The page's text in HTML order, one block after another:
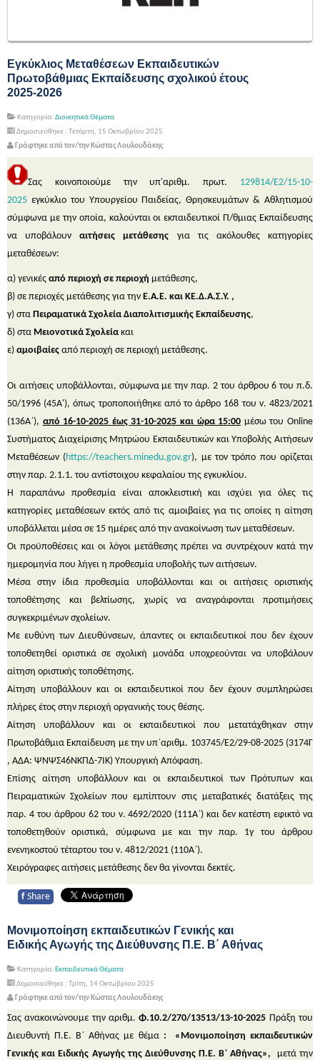
Εγκύκλιος Μεταθέσεων Εκπαιδευτικών
Πρωτοβάθμιας Εκπαίδευσης σχολικού έτους
2025-2026
Κατηγορία: Διοικητικά Θέματα
Δημοσιεύθηκε : Τετάρτη, 15 Οκτωβρίου 2025
Γράφτηκε από τον/την Κώστας Λουλουδάκης
Σας κοινοποιούμε την υπ'αριθμ. πρωτ. 129814/Ε2/15-10-
2025 εγκύκλιο του Υπουργείου Παιδείας, Θρησκευμάτων & Αθλητισμού
σύμφωνα με την οποία, καλούνται οι εκπαιδευτικοί Π/θμιας Εκπαίδευσης
να υποβάλουναιτήσεις μετάθεσης για τις ακόλουθες κατηγορίες
μεταθέσεων:
α) γενικές από περιοχή σε περιοχή μετάθεσης,
β) σε περιοχές μετάθεσης για την Ε.Α.Ε. και ΚΕ.Δ.Α.Σ.Υ. ,
γ) στα Πειραματικά Σχολεία Διαπολιτισμικής Εκπαίδευσης,
δ) στα Μειονοτικά Σχολεία και
ε) αμοιβαίες από περιοχή σε περιοχή μετάθεσης.
Οι αιτήσεις υποβάλλονται, σύμφωνα με την παρ. 2 του άρθρου 6 του π.δ.
50/1996 (45Α'), όπως τροποποιήθηκε από το άρθρο 168 του ν. 4823/2021
(136Α΄), από 16-10-2025 έως 31-10-2025 και ώρα 15:00 μέσω του Online
Συστήματος Διαχείρισης Μητρώου Εκπαιδευτικών και Υποβολής Αιτήσεων
Μεταθέσεων (https://teachers.minedu.gov.gr), με τον τρόπο που ορίζεται
στην παρ. 2.1.1. του αντίστοιχου κεφαλαίου της εγκυκλίου.
Η παραπάνω προθεσμία είναι αποκλειστική και ισχύει για όλες τις
κατηγορίες μεταθέσεων εκτός από τις αμοιβαίες για τις οποίες η αίτηση
υποβάλλεται μέσα σε 15 ημέρες από την ανακοίνωση των μεταθέσεων.
Οι προϋποθέσεις και οι λόγοι μετάθεσης πρέπει να συντρέχουν κατά την
ημερομηνία που λήγει η προθεσμία υποβολής των αιτήσεων.
Μέσα στην ίδια προθεσμία υποβάλλονται και οι αιτήσεις οριστικής
τοποθέτησης και βελτίωσης, χωρίς να αναγράφονται προτιμήσεις
συγκεκριμένων σχολείων.
Με ευθύνη των Διευθύνσεων, άπαντες οι εκπαιδευτικοί που δεν έχουν
τοποθετηθεί οριστικά σε σχολική μονάδα υποχρεούνται να υποβάλουν
αίτηση οριστικής τοποθέτησης.
Αίτηση υποβάλλουν και οι εκπαιδευτικοί που δεν έχουν συμπληρώσει
πλήρες έτος στην περιοχή οργανικής τους θέσης.
Αίτηση υποβάλλουν και οι εκπαιδευτικοί που μετατάχθηκαν στην
Πρωτοβάθμια Εκπαίδευση με την υπ΄αριθμ. 103745/Ε2/29-08-2025 (3174Γ
, ΑΔΑ: ΨΝΨΣ46ΝΚΠΔ-7ΙΚ) Υπουργική Απόφαση.
Επίσης αίτηση υποβάλλουν και οι εκπαιδευτικοί των Πρότυπων και
Πειραματικών Σχολείων που εμπίπτουν στις μεταβατικές διατάξεις της
παρ. 4 του άρθρου 62 του ν. 4692/2020 (111Α΄) και δεν κατέστη εφικτό να
τοποθετηθούν οριστικά, σύμφωνα με και την παρ. 1γ του άρθρου
ενενηκοστού τέταρτου του ν. 4812/2021 (110Α΄).
Χειρόγραφες αιτήσεις μετάθεσης δεν θα γίνονται δεκτές.
f Share
Μονιμοποίηση εκπαιδευτικών Γενικής και
Ειδικής Αγωγής της Διεύθυνσης Π.Ε. Β΄ Αθήνας
Κατηγορία: Εκπαιδευτικά Θέματα
Δημοσιεύθηκε : Τρίτη, 14 Οκτωβρίου 2025
Γράφτηκε από τον/την Κώστας Λουλουδάκης
Σας ανακοινώνουμε την αριθμ.Φ.10.2/270/13513/13-10-2025 Πράξη του
Διευθυντή Π.Ε. Β΄ Αθήνας με θέμα : «Μονιμοποίηση εκπαιδευτικών
Γενικής και Ειδικής Αγωγής της Διεύθυνσης Π.Ε. Β΄ Αθήνας», μετά την